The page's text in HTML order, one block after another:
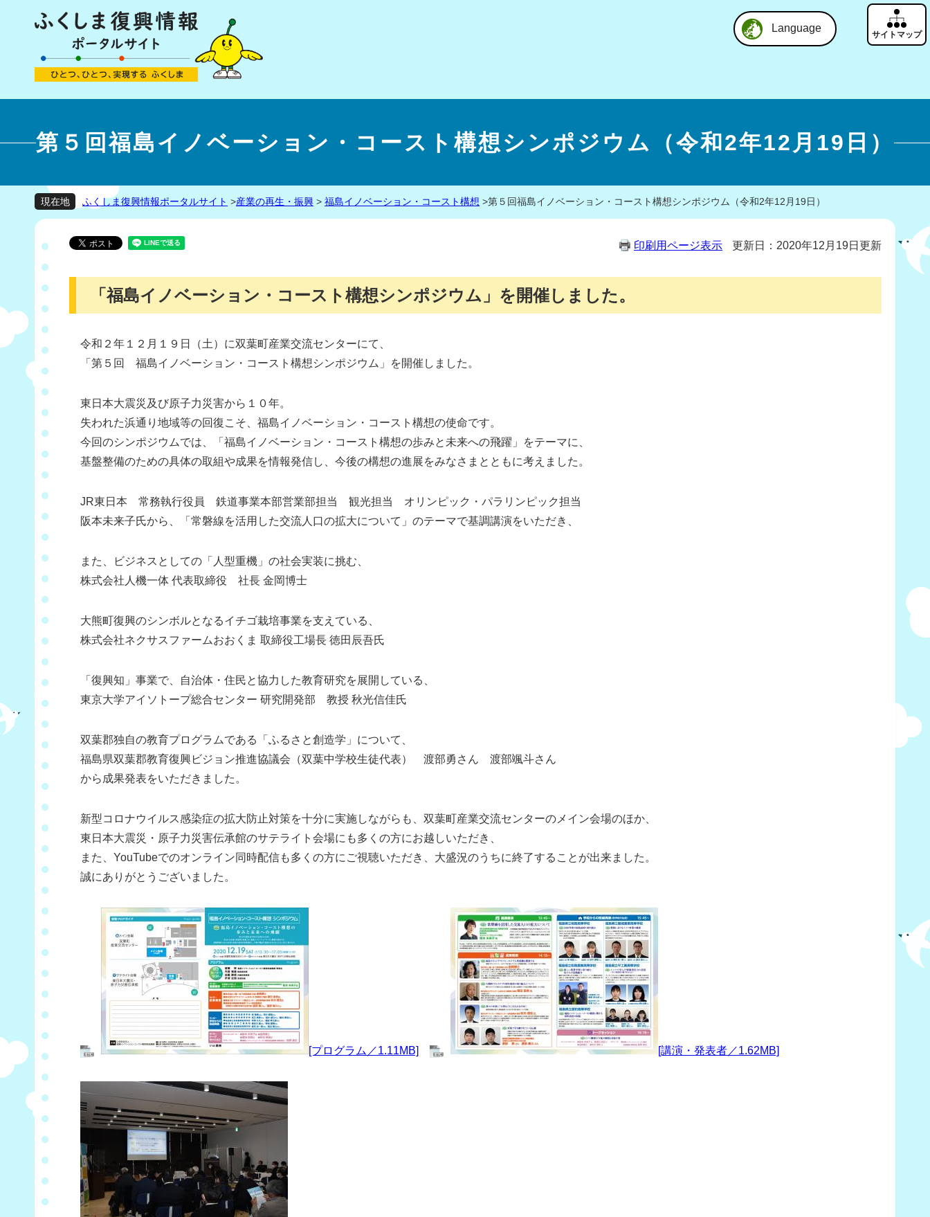
Language
第５回福島イノベーション・コースト構想シンポジウム（令和2年12月19日）
現在地 ふくしま復興情報ポータルサイト >産業の再生・振興 > 福島イノベーション・コースト構想 >第５回福島イノベーション・コースト構想シンポジウム（令和2年12月19日）
印刷用ページ表示 更新日：2020年12月19日更新
「福島イノベーション・コースト構想シンポジウム」を開催しました。
令和２年１２月１９日（土）に双葉町産業交流センターにて、
「第５回 福島イノベーション・コースト構想シンポジウム」を開催しました。
東日本大震災及び原子力災害から１０年。
失われた浜通り地域等の回復こそ、福島イノベーション・コースト構想の使命です。
今回のシンポジウムでは、「福島イノベーション・コースト構想の歩みと未来への飛躍」をテーマに、
基盤整備のための具体の取組や成果を情報発信し、今後の構想の進展をみなさまとともに考えました。
JR東日本 常務執行役員 鉄道事業本部営業部担当 観光担当 オリンピック・パラリンピック担当
阪本未来子氏から、「常磐線を活用した交流人口の拡大について」のテーマで基調講演をいただき、
また、ビジネスとしての「人型重機」の社会実装に挑む、
株式会社人機一体 代表取締役 社長 金岡博士
大熊町復興のシンボルとなるイチゴ栽培事業を支えている、
株式会社ネクサスファームおおくま 取締役工場長 徳田辰吾氏
「復興知」事業で、自治体・住民と協力した教育研究を展開している、
東京大学アイソトープ総合センター 研究開発部 教授 秋光信佳氏
双葉郡独自の教育プログラムである「ふるさと創造学」について、
福島県双葉郡教育復興ビジョン推進協議会（双葉中学校生徒代表） 渡部勇さん 渡部颯斗さん
から成果発表をいただきました。
新型コロナウイルス感染症の拡大防止対策を十分に実施しながらも、双葉町産業交流センターのメイン会場のほか、
東日本大震災・原子力災害伝承館のサテライト会場にも多くの方にお越しいただき、
また、YouTubeでのオンライン同時配信も多くの方にご視聴いただき、大盛況のうちに終了することが出来ました。
誠にありがとうございました。
[プログラム／1.11MB] [講演・発表者／1.62MB]